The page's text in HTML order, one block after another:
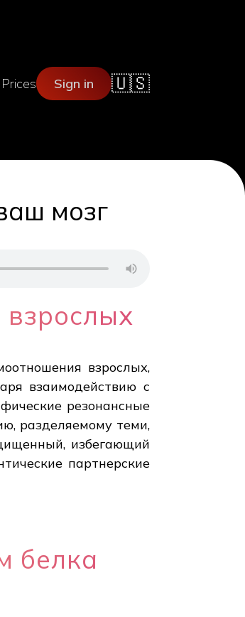
Prices Sign in 🇺🇸
мозг
взрослых,
взаимодействию с
резонансные
разделяемому теми,
избегающий
партнерские
белка